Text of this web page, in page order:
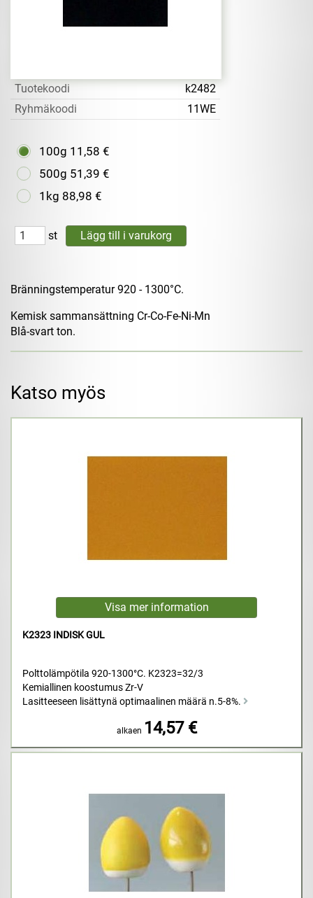
Tuotekoodi
k2482
Ryhmäkoodi
11WE
100g 11,58 €
500g 51,39 €
1kg 88,98 €
st
Bränningstemperatur 920 - 1300°C.
Kemisk sammansättning Cr-Co-Fe-Ni-Mn
Blå-svart ton.
Katso myös
K2323 INDISK GUL
Polttolämpötila 920-1300°C. K2323=32/3
Kemiallinen koostumus Zr-V
Lasitteeseen lisättynä optimaalinen määrä n.5-8%.
alkaen 14,57 €